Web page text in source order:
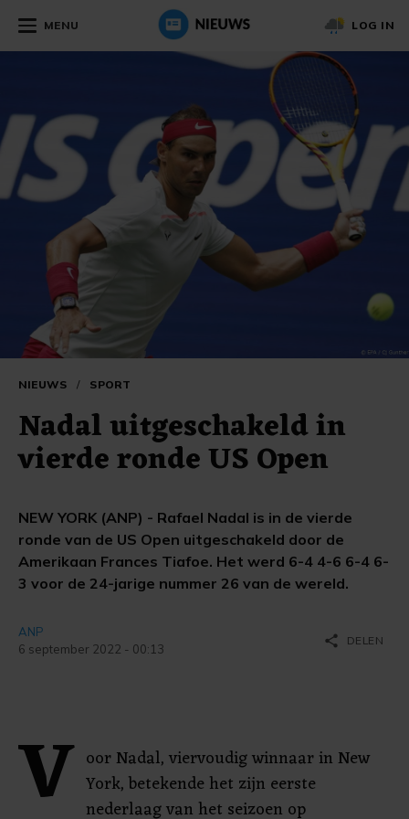
MENU LOG IN
NIEUWS / SPORT
Nadal uitgeschakeld in
vierde ronde US Open
NEW YORK (ANP) - Rafael Nadal is in de vierde
ronde van de US Open uitgeschakeld door de
Amerikaan Frances Tiafoe. Het werd 6-4 4-6 6-4 6-
3 voor de 24-jarige nummer 26 van de wereld.
ANP
6 september 2022 - 00:13
share DELEN
V oor Nadal, viervoudig winnaar in New
York, betekende het zijn eerste
nederlaag van het seizoen op